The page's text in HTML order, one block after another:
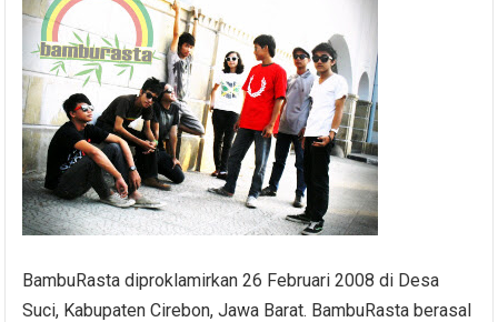
BambuRasta diproklamirkan 26 Februari 2008 di Desa
Suci, Kabupaten Cirebon, Jawa Barat. BambuRasta berasal